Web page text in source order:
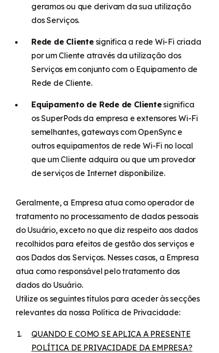
geramos ou que derivam da sua utilização
dos Serviços.
Rede de Clientesignifica a rede Wi-Fi criada
por um Cliente através da utilização dos
Serviços em conjunto com o Equipamento de
Rede de Cliente.
Equipamento de Rede de Clientesignifica
os SuperPods da empresa e extensores Wi-Fi
semelhantes, gateways com OpenSync e
outros equipamentos de rede Wi-Fi no local
que um Cliente adquira ou que um provedor
de serviços de Internet disponibilize.
Geralmente, a Empresa atua como operador de
tratamento no processamento de dados pessoais
do Usuário, exceto no que diz respeito aos dados
recolhidos para efeitos de gestão dos serviços e
aos Dados dos Serviços. Nesses casos, a Empresa
atua como responsável pelo tratamento dos
dados do Usuário.
Utilize os seguintes títulos para aceder às secções
relevantes da nossa Política de Privacidade:
QUANDO E COMO SE APLICA A PRESENTE
POLÍTICA DE PRIVACIDADE DA EMPRESA?